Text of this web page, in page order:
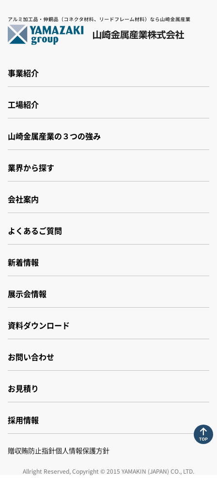
事業紹介
非鉄金属素材
非鉄金属加工
アルミスラブ材
その他
工場紹介
群馬工場
福井工場
小松事業所
山崎金属産業の３つの強み
業界から探す
会社案内
会社概要
事業所・関連会社
沿革
サステナビリティ
よくあるご質問
新着情報
展示会情報
資料ダウンロード
お問い合わせ
お見積り
採用情報
先輩の声
贈収賄防止指針個人情報保護方針
Allright Reserved, Copyright © 2015 YAMAKIN (JAPAN) CO., LTD.